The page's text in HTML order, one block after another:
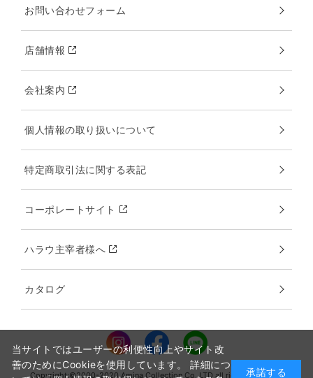
お問い合わせフォーム
店舗情報
会社案内
個人情報の取り扱いについて
特定商取引法に関する表記
コーポレートサイト
ハラウ主宰者様へ
カタログ
Copyright:©2000-2020 Amina Collection Co.,LTD all rights reserved.
当サイトではユーザーの利便性向上やサイト改
善のためにCookieを使用しています。 詳細につ
承諾する